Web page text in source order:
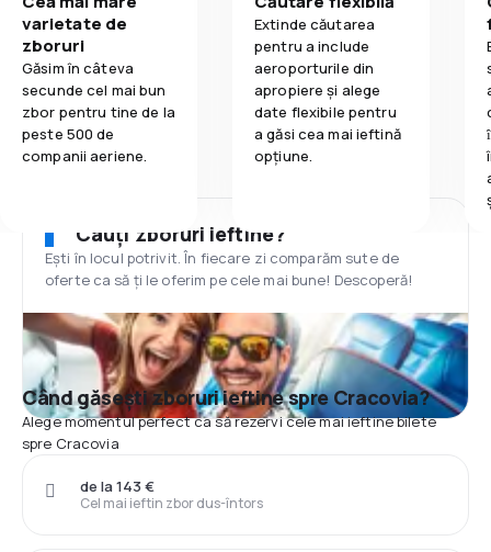
varietate de
zboruri
Găsim în câteva
secunde cel mai bun
zbor pentru tine de la
peste 500 de
companii aeriene.
Extinde căutarea
pentru a include
aeroporturile din
apropiere și alege
date flexibile pentru
a găsi cea mai ieftină
opțiune.
Cauți zboruri ieftine?
Ești în locul potrivit. În fiecare zi comparăm sute de
oferte ca să ți le oferim pe cele mai bune! Descoperă!
Când găsești zboruri ieftine spre Cracovia?
Alege momentul perfect ca să rezervi cele mai ieftine bilete
spre Cracovia
Cel mai ieftin zbor dus-întors
de la 143 €